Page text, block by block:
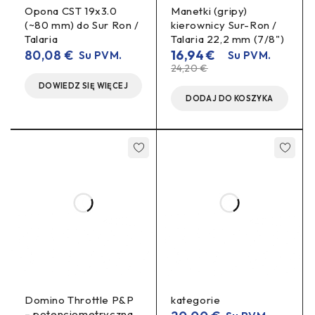
(mygtukui) – pagal partiją
Apsauga:purslams atspari konstrukcija (naudoti
sausomis/įprastomis sąlygomis)
Montavimo patarimai
tiksliaispaustų svirtelę.
poliariškumo
Mygtuką junkite į
(pvz., žibintai /
režimas / įjungimas).
kalibraciją.
Opona CST 19x3.0
(~80 mm) do Sur Ron /
Talaria
80,08€ Su PVM.
DOWIEDZ SIĘ WIĘCEJ
Manetki (gripy)
kierownicy Sur-Ron /
Talaria 22,2 mm (7/8")
24,20€
16,94€ Su PVM.
DODAJ DO KOSZYKA
Domino Throttle P&P
kategorie